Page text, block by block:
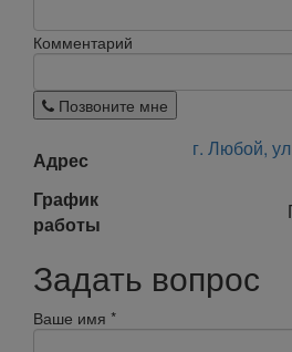
Комментарий
Позвоните мне
Адрес
г. Любой,
График
работы
Задать вопрос
Ваше имя *